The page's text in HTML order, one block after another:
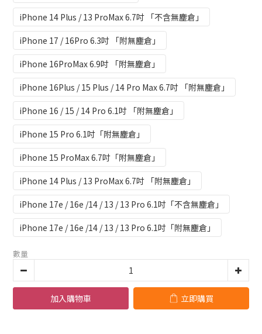
iPhone 14 Plus / 13 ProMax 6.7吋 「不含無塵倉」
iPhone 17 / 16Pro 6.3吋 「附無塵倉」
iPhone 16ProMax 6.9吋 「附無塵倉」
iPhone 16Plus / 15 Plus / 14 Pro Max 6.7吋 「附無塵倉」
iPhone 16 / 15 / 14 Pro 6.1吋 「附無塵倉」
iPhone 15 Pro 6.1吋「附無塵倉」
iPhone 15 ProMax 6.7吋「附無塵倉」
iPhone 14 Plus / 13 ProMax 6.7吋 「附無塵倉」
iPhone 17e / 16e /14 / 13 / 13 Pro 6.1吋「不含無塵倉」
iPhone 17e / 16e /14 / 13 / 13 Pro 6.1吋「附無塵倉」
數量
加入購物車 立即購買